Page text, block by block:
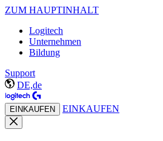
ZUM HAUPTINHALT
Logitech
Unternehmen
Bildung
Support
DE,de
EINKAUFEN EINKAUFEN